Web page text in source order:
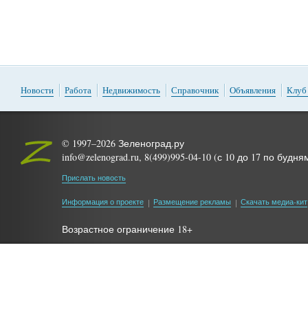
Новости Работа Недвижимость Справочник Объявления Клуб
© 1997–2026 Зеленоград.ру
info@zelenograd.ru, 8(499)995-04-10 (с 10 до 17 по
Прислать новость
Информация о проекте Размещение рекламы Скачать медиа-кит
Возрастное ограничение 18+